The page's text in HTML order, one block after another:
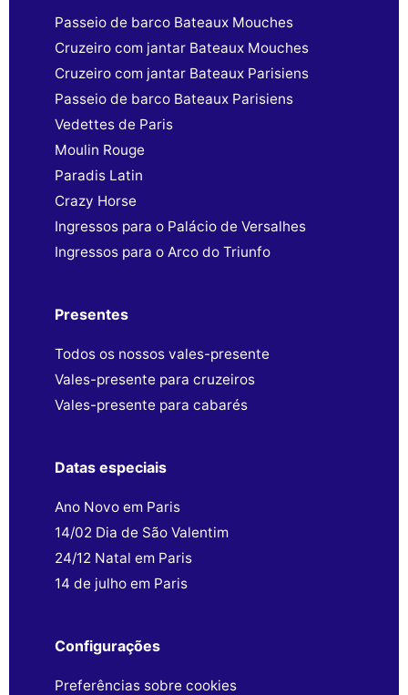
Passeio de barco Bateaux Mouches
Cruzeiro com jantar Bateaux Mouches
Cruzeiro com jantar Bateaux Parisiens
Passeio de barco Bateaux Parisiens
Vedettes de Paris
Moulin Rouge
Paradis Latin
Crazy Horse
Ingressos para o Palácio de Versalhes
Ingressos para o Arco do Triunfo
Presentes
Todos os nossos vales-presente
Vales-presente para cruzeiros
Vales-presente para cabarés
Datas especiais
Ano Novo em Paris
14/02 Dia de São Valentim
24/12 Natal em Paris
14 de julho em Paris
Configurações
Preferências sobre cookies